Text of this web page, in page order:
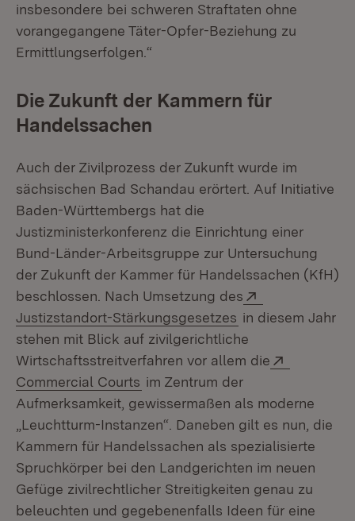
insbesondere bei schweren Straftaten ohne
vorangegangene Täter-Opfer-Beziehung zu
Ermittlungserfolgen.“
Die Zukunft der Kammern für
Handelssachen
Auch der Zivilprozess der Zukunft wurde im
sächsischen Bad Schandau erörtert. Auf Initiative
Baden-Württembergs hat die
Justizministerkonferenz die Einrichtung einer
Bund-Länder-Arbeitsgruppe zur Untersuchung
der Zukunft der Kammer für Handelssachen (KfH)
beschlossen. Nach Umsetzung des
Justizstandort-Stärkungsgesetzes (Öffnet in neuem
in diesem Jahr
stehen mit Blick auf zivilgerichtliche
Wirtschaftsstreitverfahren vor allem die
Commercial Courts (Öffnet in neuem Fenster)
im Zentrum der
Aufmerksamkeit, gewissermaßen als moderne
„Leuchtturm-Instanzen“. Daneben gilt es nun, die
Kammern für Handelssachen als spezialisierte
Spruchkörper bei den Landgerichten im neuen
Gefüge zivilrechtlicher Streitigkeiten genau zu
beleuchten und gegebenenfalls Ideen für eine